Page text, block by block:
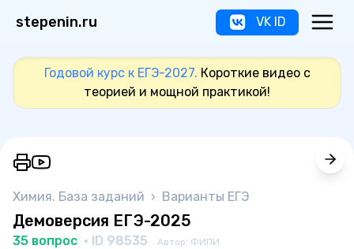
stepenin.ru VK ID
Годовой курс к ЕГЭ-2027. Короткие видео с
теорией и мощной практикой!
Химия. База заданий › Варианты ЕГЭ
Демоверсия ЕГЭ-2025
35 вопрос · ID 98535 Автор: ФИПИ